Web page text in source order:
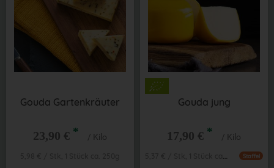
Gouda Gartenkräuter
23,90 € * / Kilo
Gouda jung
17,90 € * / Kilo
5,37 € / Stk, 1 Stück ca. 300g Staffel